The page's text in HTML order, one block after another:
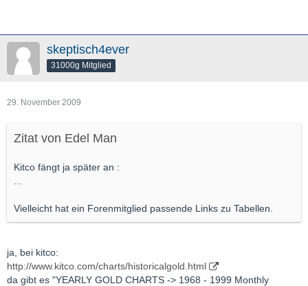
skeptisch4ever
31000g Mitglied
29. November 2009
Zitat von Edel Man
Kitco fängt ja später an :
Vielleicht hat ein Forenmitglied passende Links zu Tabellen.
ja, bei kitco:
http://www.kitco.com/charts/historicalgold.html
da gibt es "YEARLY GOLD CHARTS -> 1968 - 1999 Monthly